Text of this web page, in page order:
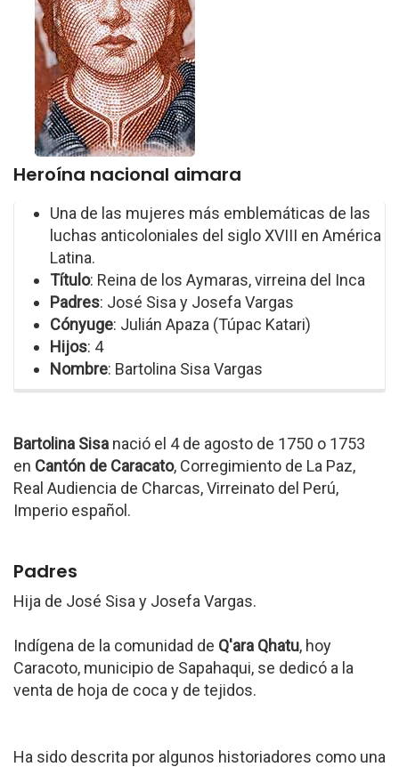
Heroína nacional aimara
Una de las mujeres más emblemáticas de las
luchas anticoloniales del siglo XVIII en América
Latina.
Título: Reina de los Aymaras, virreina del Inca
Padres: José Sisa y Josefa Vargas
Cónyuge: Julián Apaza (Túpac Katari)
Hijos: 4
Nombre: Bartolina Sisa Vargas
Bartolina Sisa nació el 4 de agosto de 1750 o 1753
en Cantón de Caracato, Corregimiento de La Paz,
Real Audiencia de Charcas, Virreinato del Perú,
Imperio español.
Padres
Hija de José Sisa y Josefa Vargas.
Indígena de la comunidad de Q'ara Qhatu, hoy
Caracoto, municipio de Sapahaqui, se dedicó a la
venta de hoja de coca y de tejidos.
Ha sido descrita por algunos historiadores como una